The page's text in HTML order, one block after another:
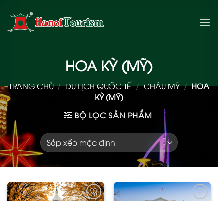
qua
HOA KỲ (MỸ)
TRANG CHỦ / DU LỊCH QUỐC TẾ / CHÂU MỸ / HOA
KỲ (MỸ)
BỘ LỌC SẢN PHẨM